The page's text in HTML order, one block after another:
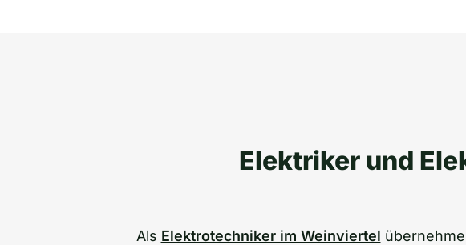
Elektriker und
Als Elektrotechniker im Weinviertel